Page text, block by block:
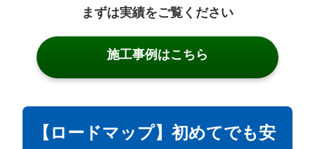
まずは実績をご覧ください
施工事例はこちら
【ロードマップ】初めてでも安